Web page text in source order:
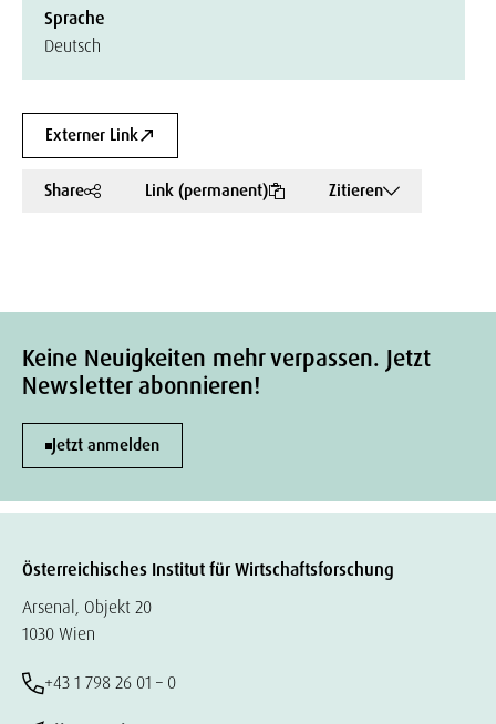
Sprache
Deutsch
Externer Link
Share Link (permanent) Zitieren
Keine Neuigkeiten mehr verpassen. Jetzt
Newsletter abonnieren!
Jetzt anmelden
Österreichisches Institut für Wirtschaftsforschung
Arsenal, Objekt 20
1030 Wien
+43 1 798 26 01 – 0